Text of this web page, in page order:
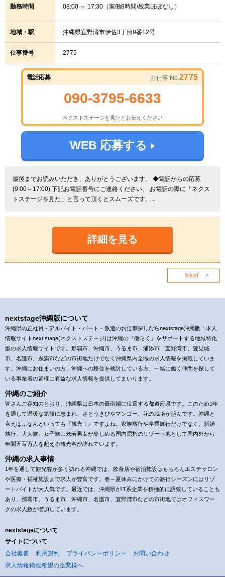
勤務時間 08:00 ～ 17:30（実働8時間/残業ほぼなし）
地域・駅 沖縄県宜野湾市伊佐3丁目9番12号
仕事番号 2775
電話応募 お仕事 No.2775
090-3795-6633
ネクストステージを見たとお伝えください
WEB 応募する
最後までお読みいただき、ありがとうございます。 ◆電話からの応募
(9:00～17:00) 下記お電話番号にご連絡ください。 お電話の際に「ネクス
トステージを見た」と言って頂くとスムーズです。...
詳細を見る
Next >
nextstage沖縄版について
沖縄県の正社員・アルバイト・パート・派遣のお仕事探しならnextstage沖縄版！求人
情報サイトnext stage(ネクストステージ)は沖縄の『働らく』をサポートする地域特化
型の求人情報サイトです。那覇市、沖縄市、うるま市、浦添市、宜野湾市、豊見城
市、名護市、糸満市などの市街地だけでなく沖縄県内全域の求人情報を掲載していま
す。沖縄にお住まいの方、沖縄への移住を検討している方、一緒に働く仲間を探して
いる事業者の皆様に有益な求人情報を提供してまいります。
沖縄のご紹介
皆さんご存知のとおり、沖縄県は日本の最南端に位置する都道府県です。このため1年
を通して温暖な気候に恵まれ、さとうきびやマンゴー、花の栽培が盛んです。沖縄と
言えば…なんといっても『観光！』ですよね。家族旅行や卒業旅行だけでなく、新婚
旅行、大人旅、女子旅…老若男女が楽しめる国内屈指のリゾート地として国内外から
年間五百万人を超える観光客が訪れています。
沖縄の求人事情
1年を通して観光客が多く訪れる沖縄では、飲食店や宿泊施設はもちろんエステサロン
や医療・福祉施設まで求人が豊富です。春～夏休みにかけての旅行シーズンにはリゾ
ートバイトが大人気です。最近では、沖縄県がIT系企業を積極的に誘致していることも
あり、那覇市、うるま市、沖縄市、名護市、宜野湾市などの市街地ではオフィスワー
クの求人数が増加しています。
nextstageについて
サイトについて
会社概要
利用規約 プライバシーポリシー
お問い合わせ
求人情報掲載希望の企業様へ